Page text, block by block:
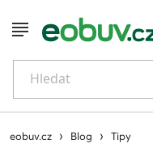
Hledat
eobuv.cz › Blog › Tipy